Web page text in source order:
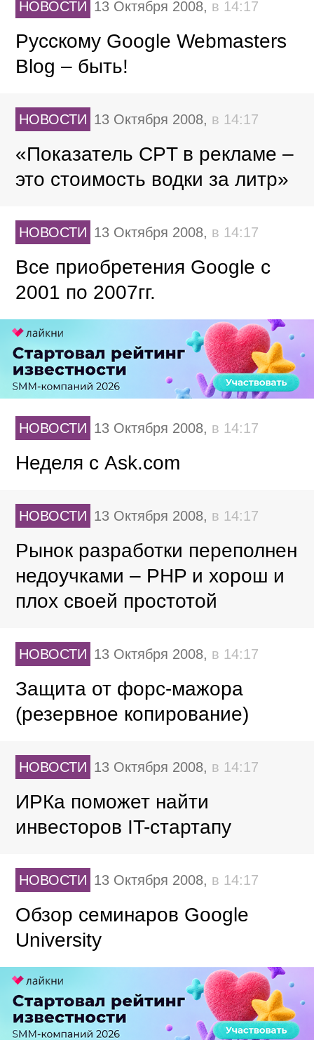
НОВОСТИ 13 Октября 2008, в 14:17
Русскому Google Webmasters
Blog – быть!
НОВОСТИ 13 Октября 2008, в 14:17
«Показатель CPT в рекламе –
это стоимость водки за литр»
НОВОСТИ 13 Октября 2008, в 14:17
Все приобретения Google с
2001 по 2007гг.
НОВОСТИ 13 Октября 2008, в 14:17
Неделя с Ask.com
НОВОСТИ 13 Октября 2008, в 14:17
Рынок разработки переполнен
недоучками – PHP и хорош и
плох своей простотой
НОВОСТИ 13 Октября 2008, в 14:17
Защита от форс-мажора
(резервное копирование)
НОВОСТИ 13 Октября 2008, в 14:17
ИРКа поможет найти
инвесторов IT-стартапу
НОВОСТИ 13 Октября 2008, в 14:17
Обзор семинаров Google
University